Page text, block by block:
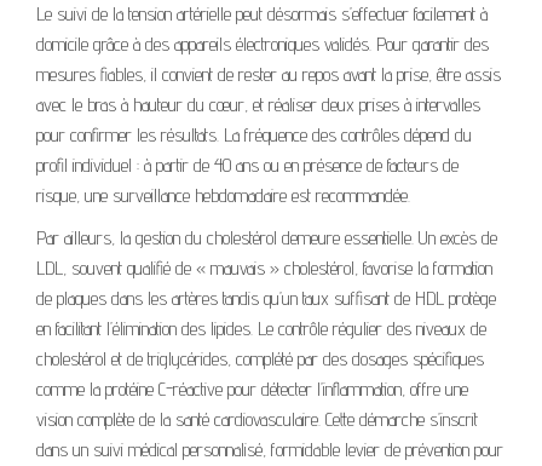
Le suivi de la tension artérielle peut désormais s’effectuer facilement à
domicile grâce à des appareils électroniques validés. Pour garantir des
mesures fiables, il convient de rester au repos avant la prise, être assis
avec le bras à hauteur du cœur, et réaliser deux prises à intervalles
pour confirmer les résultats. La fréquence des contrôles dépend du
profil individuel : à partir de 40 ans ou en présence de facteurs de
risque, une surveillance hebdomadaire est recommandée.
Par ailleurs, la gestion du cholestérol demeure essentielle. Un excès de
LDL, souvent qualifié de « mauvais » cholestérol, favorise la formation
de plaques dans les artères tandis qu’un taux suffisant de HDL protège
en facilitant l’élimination des lipides. Le contrôle régulier des niveaux de
cholestérol et de triglycérides, complété par des dosages spécifiques
comme la protéine C-réactive pour détecter l’inflammation, offre une
vision complète de la santé cardiovasculaire. Cette démarche s’inscrit
dans un suivi médical personnalisé, formidable levier de prévention pour